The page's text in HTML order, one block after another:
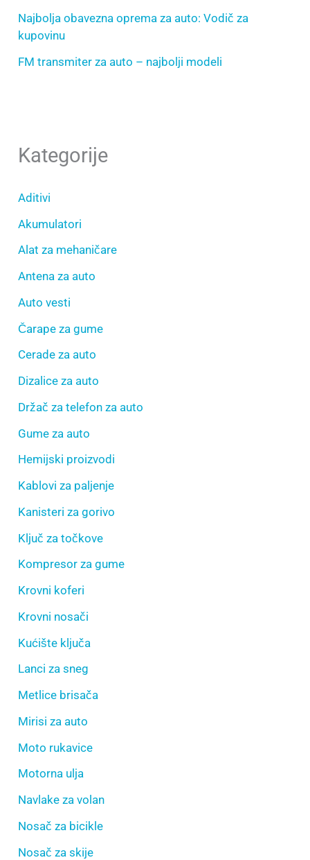
Najbolja obavezna oprema za auto: Vodič za
kupovinu
FM transmiter za auto – najbolji modeli
Kategorije
Aditivi
Akumulatori
Alat za mehaničare
Antena za auto
Auto vesti
Čarape za gume
Cerade za auto
Dizalice za auto
Držač za telefon za auto
Gume za auto
Hemijski proizvodi
Kablovi za paljenje
Kanisteri za gorivo
Ključ za točkove
Kompresor za gume
Krovni koferi
Krovni nosači
Kućište ključa
Lanci za sneg
Metlice brisača
Mirisi za auto
Moto rukavice
Motorna ulja
Navlake za volan
Nosač za bicikle
Nosač za skije